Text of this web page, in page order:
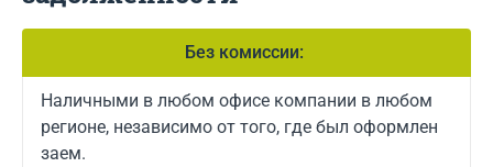
Без комиссии:
Наличными в любом офисе компании в любом
регионе, независимо от того, где был оформлен
заем.